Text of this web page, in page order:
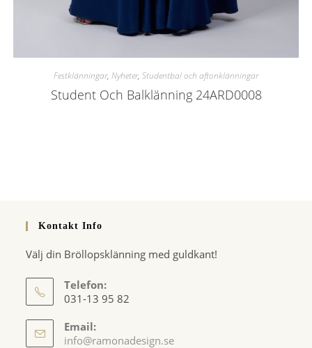
Festklänningar, Nyheter, Studentbal och aftonklänningar
Student Och Balklänning 24ARD0008
Kontakt Info
Välj din Bröllopsklänning med guldkant!
Telefon:
031-13 95 82
Email:
info@ramonadesign.seOpens